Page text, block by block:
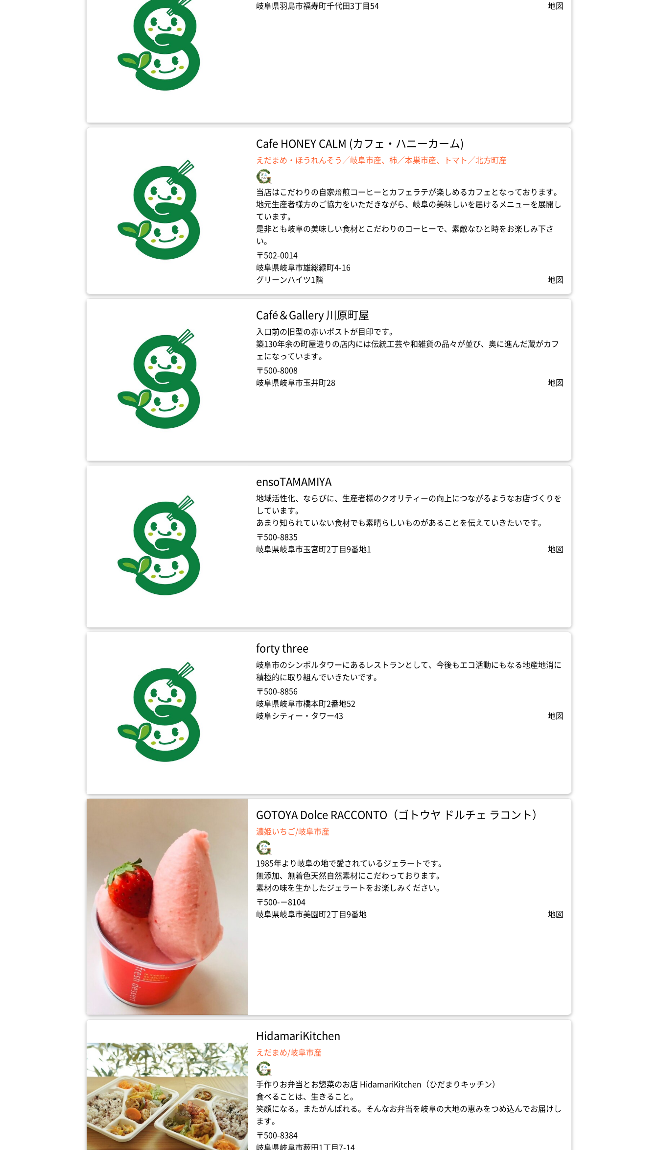
岐阜県羽島市福寿町千代田3丁目54
地図
Cafe HONEY CALM (カフェ・ハニーカーム)
えだまめ・ほうれんそう／岐阜市産、柿／本巣市産、トマト／北方町産
当店はこだわりの自家焙煎コーヒーとカフェラテが楽しめるカフェとなっております。
地元生産者様方のご協力をいただきながら、岐阜の美味しいを届けるメニューを展開し
ています。
是非とも岐阜の美味しい食材とこだわりのコーヒーで、素敵なひと時をお楽しみ下さ
い。
〒502-0014
岐阜県岐阜市雄総緑町4-16
グリーンハイツ1階
地図
Café＆Gallery 川原町屋
入口前の旧型の赤いポストが目印です。
築130年余の町屋造りの店内には伝統工芸や和雑貨の品々が並び、奥に進んだ蔵がカフ
ェになっています。
〒500-8008
岐阜県岐阜市玉井町28
地図
ensoTAMAMIYA
地域活性化、ならびに、生産者様のクオリティーの向上につながるようなお店づくりを
しています。
あまり知られていない食材でも素晴らしいものがあることを伝えていきたいです。
〒500-8835
岐阜県岐阜市玉宮町2丁目9番地1
地図
forty three
岐阜市のシンボルタワーにあるレストランとして、今後もエコ活動にもなる地産地消に
積極的に取り組んでいきたいです。
〒500-8856
岐阜県岐阜市橋本町2番地52
岐阜シティー・タワー43
地図
GOTOYA Dolce RACCONTO（ゴトウヤ ドルチェ ラコント）
濃姫いちご/岐阜市産
1985年より岐阜の地で愛されているジェラートです。
無添加、無着色天然自然素材にこだわっております。
素材の味を生かしたジェラートをお楽しみください。
〒500-－8104
岐阜県岐阜市美園町2丁目9番地
地図
HidamariKitchen
えだまめ/岐阜市産
手作りお弁当とお惣菜のお店 HidamariKitchen（ひだまりキッチン）
食べることは、生きること。
笑顔になる。またがんばれる。そんなお弁当を岐阜の大地の恵みをつめ込んでお届けし
ます。
〒500-8384
岐阜県岐阜市薮田1丁目7-14